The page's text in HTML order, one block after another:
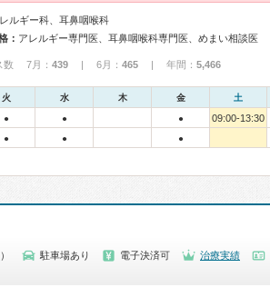
ルギー科、耳鼻咽喉科
： アレルギー専門医、耳鼻咽喉科専門医、めまい相談医
数 7月： 439 | 6月： 465 | 年間： 5,466
火 水 木 金 土
● ● ●
09:00-13:30
● ● ●
） 駐車場あり 電子決済可 治療実績